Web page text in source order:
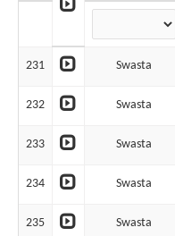
231 Swasta
232 Swasta
233 Swasta
234 Swasta
235 Swasta